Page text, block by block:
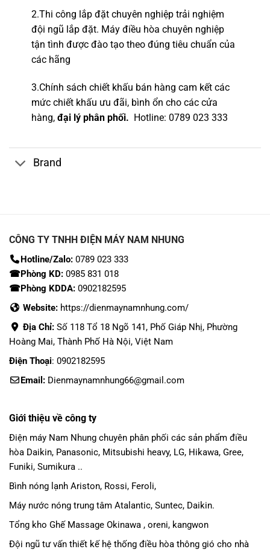
2.Thi công lắp đặt chuyên nghiệp trải nghiệm
đội ngũ lắp đặt. Máy điều hòa chuyên nghiệp
tận tình được đào tạo theo đúng tiêu chuẩn của
các hãng
3.Chính sách chiết khấu bán hàng cam kết các
mức chiết khấu ưu đãi, bình ổn cho các cửa
hàng, đại lý phân phối. Hotline: 0789 023 333
Brand
CÔNG TY TNHH ĐIỆN MÁY NAM NHUNG
Hotline/Zalo:0789 023 333
☎Phòng KD: 0985 831 018
☎Phòng KDDA: 0902182595
Website: https://dienmaynamnhung.com/
Địa Chỉ: Số 118 Tổ 18 Ngõ 141, Phố Giáp Nhị, Phường
Hoàng Mai, Thành Phố Hà Nội, Việt Nam
Điện Thoại: 0902182595
Email: Dienmaynamnhung66@gmail.com
Giới thiệu về công ty
Điện máy Nam Nhung chuyên phân phối các sản phẩm điều
hòa Daikin, Panasonic, Mitsubishi heavy, LG, Hikawa, Gree,
Funiki, Sumikura ..
Bình nóng lạnh Ariston, Rossi, Feroli,
Máy nước nóng trung tâm Atalantic, Suntec, Daikin.
Tổng kho Ghế Massage Okinawa , oreni, kangwon
Đội ngũ tư vấn thiết kế hệ thống điều hòa thông gió cho nhà